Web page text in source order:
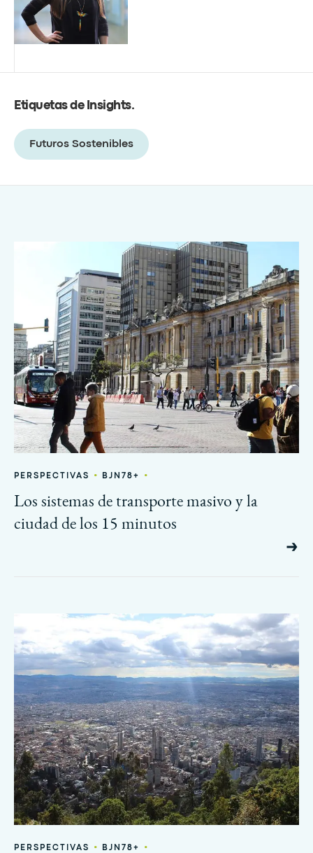
Etiquetas de Insights.
Futuros Sostenibles
PERSPECTIVAS • BJN78+ •
Los sistemas de transporte masivo y la
ciudad de los 15 minutos
PERSPECTIVAS • BJN78+ •